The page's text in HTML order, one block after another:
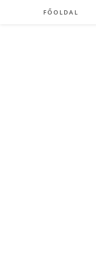
FŐOLDAL